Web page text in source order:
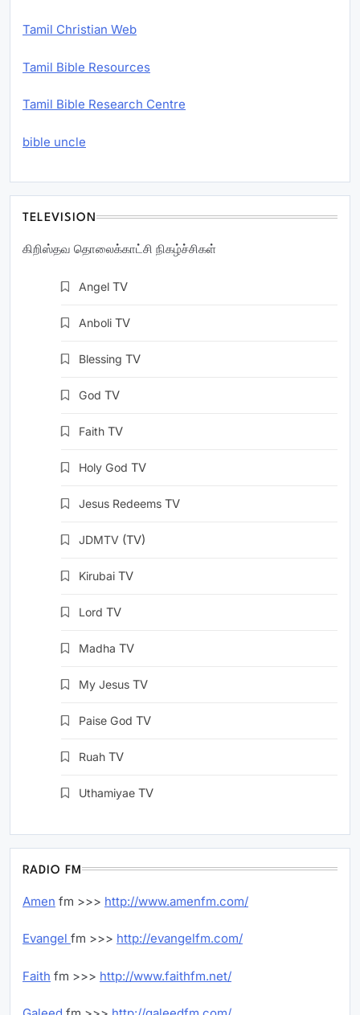
Tamil Christian Web
Tamil Bible Resources
Tamil Bible Research Centre
bible uncle
TELEVISION
கிறிஸ்தவ தொலைக்காட்சி நிகழ்ச்சிகள்
Angel TV
Anboli TV
Blessing TV
God TV
Faith TV
Holy God TV
Jesus Redeems TV
JDMTV (TV)
Kirubai TV
Lord TV
Madha TV
My Jesus TV
Paise God TV
Ruah TV
Uthamiyae TV
RADIO FM
Amen fm >>> http://www.amenfm.com/
Evangel fm >>> http://evangelfm.com/
Faith fm >>> http://www.faithfm.net/